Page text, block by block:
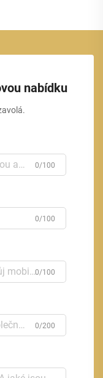
nabídku
0/100
0/100
0/100
0/200